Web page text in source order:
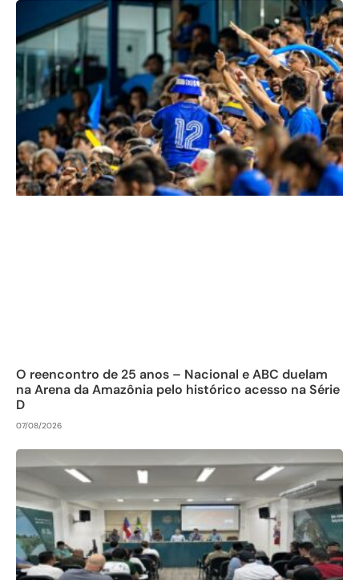
O reencontro de 25 anos – Nacional e ABC duelam
na Arena da Amazônia pelo histórico acesso na Série
D
07/08/2026